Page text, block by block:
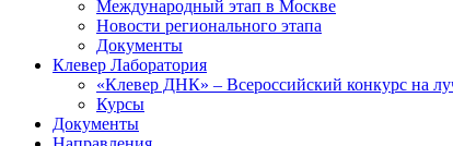
Международный этап в Москве
Новости регионального этапа
Документы
Клевер Лаборатория
«Клевер ДНК» – Всероссийский конкурс на
Курсы
Документы